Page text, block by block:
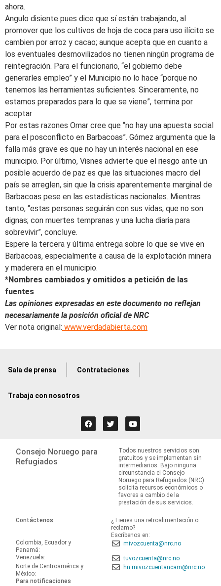
ahora.
Angulo disiente pues dice que sí están trabajando, al
promover que los cultivos de hoja de coca para uso ilícito se
cambien por arroz y cacao; aunque acepta que en cuanto a
los eventuales desmovilizados no tienen ningún programa de
reintegración. Para el funcionario, “el gobierno debe
generarles empleo” y el Municipio no lo hace “porque no
tenemos las herramientas suficientes. Sinceramente, no
estamos preparados para lo que se viene”, termina por
aceptar
Por estas razones Omar cree que “no hay una apuesta social
para el posconflicto en Barbacoas”. Gómez argumenta que la
falla más grave es que no hay un interés nacional en ese
municipio. Por último, Visnes advierte que el riesgo ante un
posible acuerdo de paz es que las situaciones macro del
país se arreglen, sin que la crisis aparentemente marginal de
Barbacoas pese en las estadísticas nacionales. Mientras
tanto, “estas personas seguirán con sus vidas, que no son
dignas; con muertes tempranas y una lucha diaria para
sobrevivir”, concluye.
Espere la tercera y última entrega sobre lo que se vive en
Barbacoas, especialmente a causa de la explotación minera
y maderera en el municipio.
*Nombres cambiados y omitidos a petición de las
fuentes
Las opiniones expresadas en este documento no reflejan
necesariamente la posición oficial de NRC
Ver nota original: www.verdadabierta.com
Sala de prensa Contrataciones
Trabaja con nosotros
Consejo Noruego para
Refugiados
Todos nuestros servicios son
gratuitos y se implementan sin
intermediarios. Bajo ninguna
circunstancia el Consejo
Noruego para Refugiados (NRC)
solicita recursos económicos o
favores a cambio de la
prestación de sus servicios.
Contáctenos
¿Tienes una retroalimentación o
reclamo?
Escríbenos en:
Colombia, Ecuador y
Panamá:
mivozcuenta@nrc.no
Venezuela:
tuvozcuenta@nrc.no
Norte de Centroamérica y
México:
hn.mivozcuentancam@nrc.no
Para notificaciones